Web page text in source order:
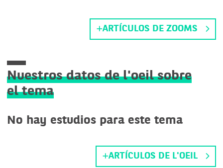
ARTÍCULOS DE ZOOMS
Nuestros datos de l'oeil sobre
el tema
No hay estudios para este tema
ARTÍCULOS DE L'OEIL